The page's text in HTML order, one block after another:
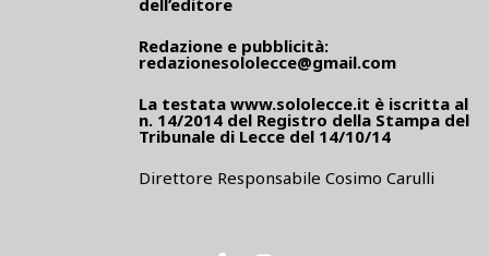
dell’editore
Redazione e pubblicità:
redazionesololecce@gmail.com
La testata www.sololecce.it è iscritta al
n. 14/2014 del Registro della Stampa del
Tribunale di Lecce del 14/10/14
Direttore Responsabile Cosimo Carulli